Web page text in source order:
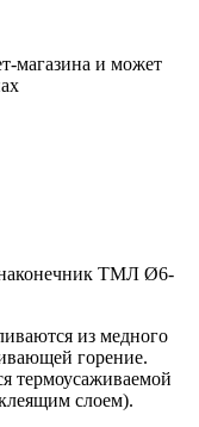
магазина и может
ТМЛ Ø6-
из медного
горение.
термоусаживаемой
слоем).